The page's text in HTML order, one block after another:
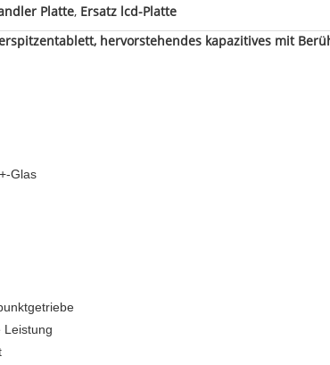
Platte, Ersatz lcd-Platte
hervorstehendes kapazitives mit
Glas
Leistung